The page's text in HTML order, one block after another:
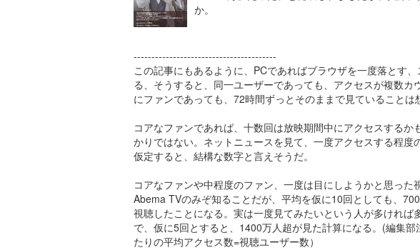
か。
----------------------------------------
この記事にもあるように、PCであればブラウザを一度落とす
る、そうすると、同一ユーザーであっても、アクセスが複数
にファンであっても、72時間ずっとそのままで見ていることは
コアなファンであれば、十数回は放映期間中にアクセスする
かりではない。ネットニュースを見て、一度アクセスする程度
仮定すると、結構な数字と言えそうだ。
コアなファンや中程度のファン、一度は目にしようかと思った
Abema TVのみぞ知ることだが、平均を仮に10回としても、
視聴したことになる。実は一度見てみたいという人が多けれ
で、仮に5回とすると、1400万人超が見た計算になる。(編集
たりの平均アクセス数=視聴ユーザー数）